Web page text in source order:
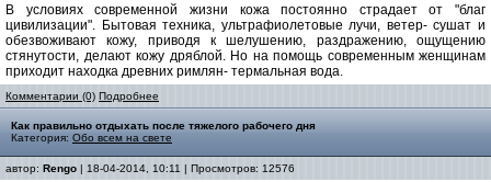
В условиях современной жизни кожа постоянно страдает от "благ
цивилизации". Бытовая техника, ультрафиолетовые лучи, ветер- сушат и
обезвоживают кожу, приводя к шелушению, раздражению, ощущению
стянутости, делают кожу дряблой. Но на помощь современным женщинам
приходит находка древних римлян- термальная вода.
Комментарии (0) Подробнее
Как правильно отдыхать после тяжелого рабочего дня
Категория: Обо всем на свете
автор: Rengo | 18-04-2014, 10:11 | Просмотров: 12576